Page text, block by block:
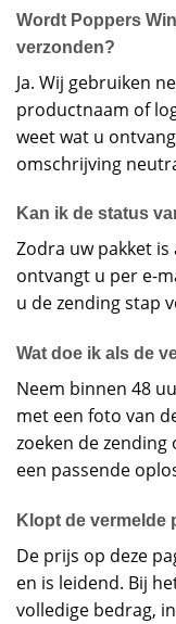
Wordt Poppers
verzonden?
Ja. Wij gebruiken
productnaam of
weet wat u
omschrijving
Kan ik de status
Zodra uw pakket
ontvangt u per e-
u de zending stap
Wat doe ik als de
Neem binnen 48
met een foto van
zoeken de
een passende
Klopt de vermelde
De prijs op deze
en is leidend. Bij
volledige bedrag,